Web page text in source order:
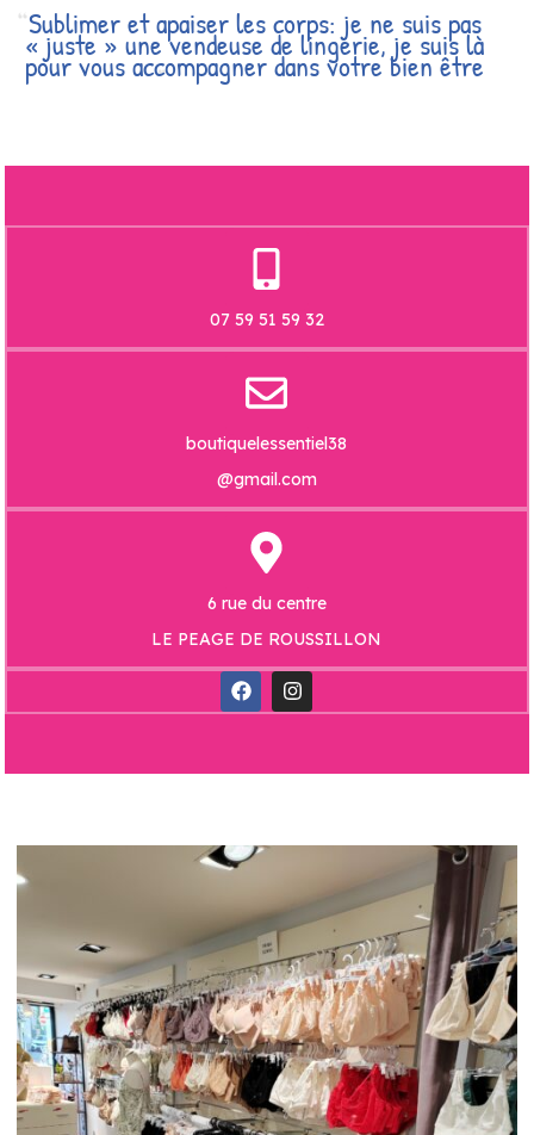
Sublimer et apaiser les corps: je ne suis pas
« juste » une vendeuse de lingerie, je suis là
pour vous accompagner dans votre bien être
07 59 51 59 32
boutiquelessentiel38
@gmail.com
6 rue du centre
LE PEAGE DE ROUSSILLON